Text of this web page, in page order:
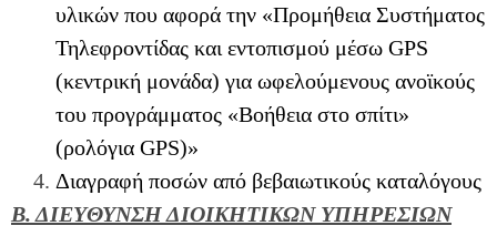
υλικών που αφορά την «Προμήθεια Συστήματος
Τηλεφροντίδας και εντοπισμού μέσω GPS
(κεντρική μονάδα) για ωφελούμενους ανοϊκούς
του προγράμματος «Βοήθεια στο σπίτι»
(ρολόγια GPS)»
Διαγραφή ποσών από βεβαιωτικούς καταλόγους
Β. ΔΙΕΥΘΥΝΣΗ ΔΙΟΙΚΗΤΙΚΩΝ ΥΠΗΡΕΣΙΩΝ